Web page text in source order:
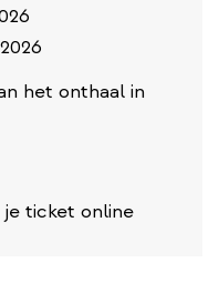
het onthaal in
ticket online